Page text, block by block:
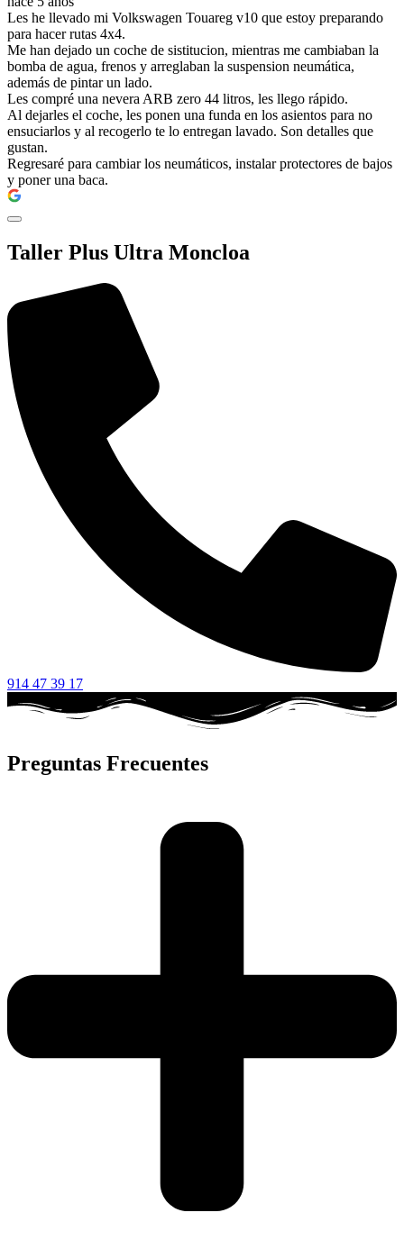
Les he llevado mi Volkswagen Touareg v10 que estoy preparando
para hacer rutas 4x4.
Me han dejado un coche de sistitucion, mientras me cambiaban la
bomba de agua, frenos y arreglaban la suspension neumática,
además de pintar un lado.
Les compré una nevera ARB zero 44 litros, les llego rápido.
Al dejarles el coche, les ponen una funda en los asientos para no
ensuciarlos y al recogerlo te lo entregan lavado. Son detalles que
gustan.
Regresaré para cambiar los neumáticos, instalar protectores de bajos
y poner una baca.
Taller Plus Ultra Moncloa
914 47 39 17
Preguntas Frecuentes